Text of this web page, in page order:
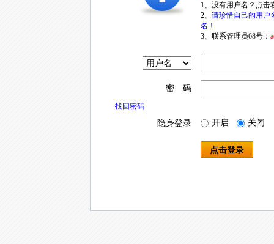
1、没有用户名？点
2、 请珍惜自己的用户
名！
3、联系管理员68号：
密 码
找回密码
隐身登录 开启 关闭
点击登录